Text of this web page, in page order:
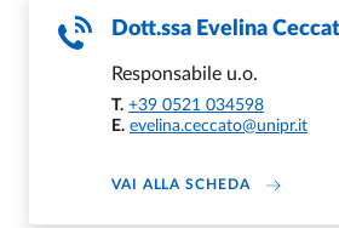
Dott.ssa Evelina
Responsabile u.o.
T. +39 0521 034598
E. evelina.ceccato@unipr.it
VAI ALLA SCHEDAABOUT